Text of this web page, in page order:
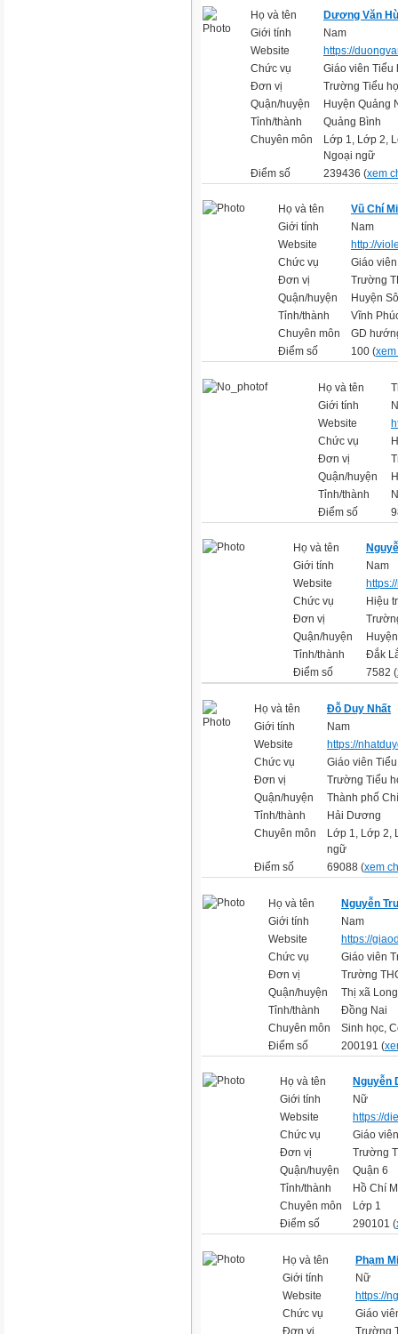
Họ và tên
Dương Văn
Giới tính
Nam
Website
https://
Chức vụ
Giáo viên Tiểu
Đơn vị
Trường Tiểu
Quận/huyện
Huyện Quảng
Tỉnh/thành
Quảng Bình
Chuyên môn
Lớp 1, Lớp 2,
Ngoại ngữ
Điểm số
239436 (xem
Họ và tên
Vũ Chí
Giới tính
Nam
Website
http://
Chức vụ
Giáo
Đơn vị
Trường
Quận/huyện
Huyện
Tỉnh/thành
Vĩnh
Chuyên môn
GD
Điểm số
100 (
Họ và tên
Giới tính
Website
Chức vụ
Đơn vị
Quận/huyện
Tỉnh/thành
Điểm số
Họ và tên
Giới tính
Nam
Website
Chức vụ
Hiệu
Đơn vị
Quận/huyện
Tỉnh/thành
Đắk
Điểm số
7582 (
Họ và tên
Đỗ Duy Nhất
Giới tính
Nam
Website
https://
Chức vụ
Giáo viên
Đơn vị
Trường Tiểu
Quận/huyện
Thành phố
Tỉnh/thành
Hải Dương
Chuyên môn
Lớp 1, Lớp 2,
ngữ
Điểm số
69088 (xem
Họ và tên
Nguyễn
Giới tính
Nam
Website
https://
Chức vụ
Giáo viên
Đơn vị
Trường
Quận/huyện
Thị xã
Tỉnh/thành
Đồng Nai
Chuyên môn
Sinh học,
Điểm số
200191 (
Họ và tên
Nguyễn
Giới tính
Nữ
Website
https://
Chức vụ
Giáo
Đơn vị
Trường
Quận/huyện
Quận 6
Tỉnh/thành
Hồ Chí
Chuyên môn
Lớp 1
Điểm số
290101 (
Họ và tên
Phạm
Giới tính
Nữ
Website
https://
Chức vụ
Giáo
Đơn vị
Trường